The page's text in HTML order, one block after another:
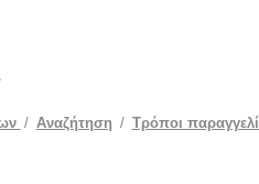
/ Αναζήτηση / Tρόποι